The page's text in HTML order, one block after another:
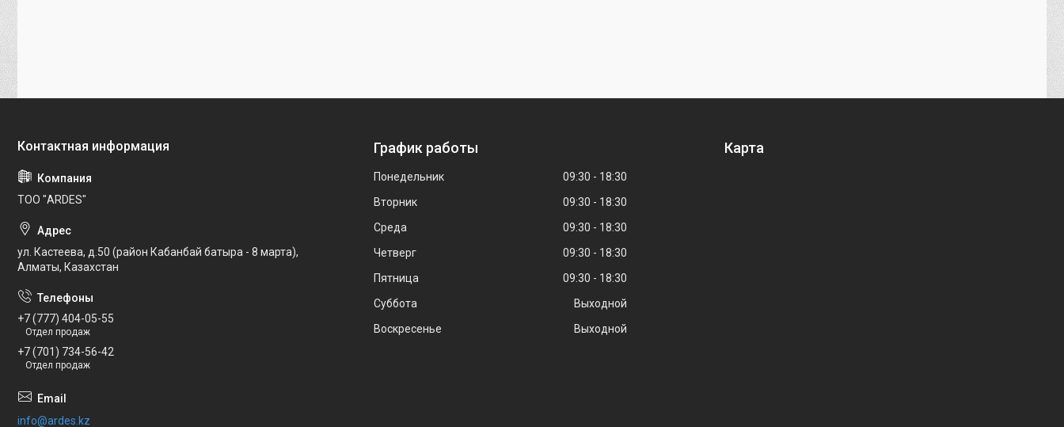
ТОО "ARDES"
ул. Кастеева, д.50 (район Кабанбай батыра - 8 марта),
Алматы, Казахстан
+7 (777) 404-05-55
Отдел продаж
+7 (701) 734-56-42
Отдел продаж
info@ardes.kz
График работы
Понедельник 09:30
18:30
Вторник
09:30
18:30
Среда
09:30
18:30
Четверг
09:30
18:30
Пятница
09:30
18:30
Суббота
Выходной
Воскресенье
Выходной
Карта